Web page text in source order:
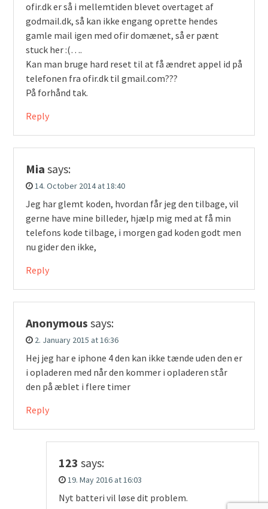
ofir.dk er så i mellemtiden blevet overtaget af
godmail.dk, så kan ikke engang oprette hendes
gamle mail igen med ofir domænet, så er pænt
stuck her :(….
Kan man bruge hard reset til at få ændret appel id på
telefonen fra ofir.dk til gmail.com???
På forhånd tak.
Reply
Mia says:
14. October 2014 at 18:40
Jeg har glemt koden, hvordan får jeg den tilbage, vil
gerne have mine billeder, hjælp mig med at få min
telefons kode tilbage, i morgen gad koden godt men
nu gider den ikke,
Reply
Anonymous says:
2. January 2015 at 16:36
Hej jeg har e iphone 4 den kan ikke tænde uden den er
i opladeren med når den kommer i opladeren står
den på æblet i flere timer
Reply
123 says:
19. May 2016 at 16:03
Nyt batteri vil løse dit problem.